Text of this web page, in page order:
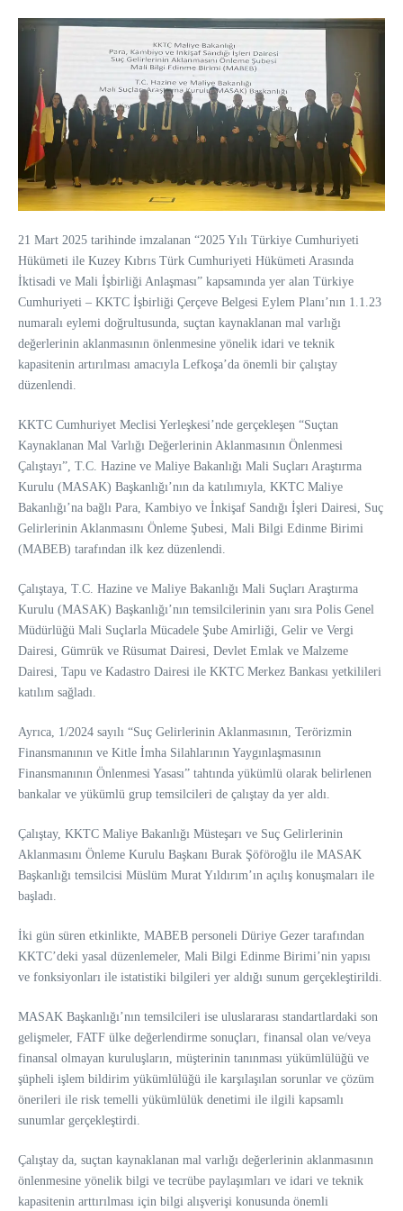
21 Mart 2025 tarihinde imzalanan “2025 Yılı Türkiye Cumhuriyeti
Hükümeti ile Kuzey Kıbrıs Türk Cumhuriyeti Hükümeti Arasında
İktisadi ve Mali İşbirliği Anlaşması” kapsamında yer alan Türkiye
Cumhuriyeti – KKTC İşbirliği Çerçeve Belgesi Eylem Planı’nın 1.1.23
numaralı eylemi doğrultusunda, suçtan kaynaklanan mal varlığı
değerlerinin aklanmasının önlenmesine yönelik idari ve teknik
kapasitenin artırılması amacıyla Lefkoşa’da önemli bir çalıştay
düzenlendi.
KKTC Cumhuriyet Meclisi Yerleşkesi’nde gerçekleşen “Suçtan
Kaynaklanan Mal Varlığı Değerlerinin Aklanmasının Önlenmesi
Çalıştayı”, T.C. Hazine ve Maliye Bakanlığı Mali Suçları Araştırma
Kurulu (MASAK) Başkanlığı’nın da katılımıyla, KKTC Maliye
Bakanlığı’na bağlı Para, Kambiyo ve İnkişaf Sandığı İşleri Dairesi, Suç
Gelirlerinin Aklanmasını Önleme Şubesi, Mali Bilgi Edinme Birimi
(MABEB) tarafından ilk kez düzenlendi.
Çalıştaya, T.C. Hazine ve Maliye Bakanlığı Mali Suçları Araştırma
Kurulu (MASAK) Başkanlığı’nın temsilcilerinin yanı sıra Polis Genel
Müdürlüğü Mali Suçlarla Mücadele Şube Amirliği, Gelir ve Vergi
Dairesi, Gümrük ve Rüsumat Dairesi, Devlet Emlak ve Malzeme
Dairesi, Tapu ve Kadastro Dairesi ile KKTC Merkez Bankası yetkilileri
katılım sağladı.
Ayrıca, 1/2024 sayılı “Suç Gelirlerinin Aklanmasının, Terörizmin
Finansmanının ve Kitle İmha Silahlarının Yaygınlaşmasının
Finansmanının Önlenmesi Yasası” tahtında yükümlü olarak belirlenen
bankalar ve yükümlü grup temsilcileri de çalıştay da yer aldı.
Çalıştay, KKTC Maliye Bakanlığı Müsteşarı ve Suç Gelirlerinin
Aklanmasını Önleme Kurulu Başkanı Burak Şöföroğlu ile MASAK
Başkanlığı temsilcisi Müslüm Murat Yıldırım’ın açılış konuşmaları ile
başladı.
İki gün süren etkinlikte, MABEB personeli Düriye Gezer tarafından
KKTC’deki yasal düzenlemeler, Mali Bilgi Edinme Birimi’nin yapısı
ve fonksiyonları ile istatistiki bilgileri yer aldığı sunum gerçekleştirildi.
MASAK Başkanlığı’nın temsilcileri ise uluslararası standartlardaki son
gelişmeler, FATF ülke değerlendirme sonuçları, finansal olan ve/veya
finansal olmayan kuruluşların, müşterinin tanınması yükümlülüğü ve
şüpheli işlem bildirim yükümlülüğü ile karşılaşılan sorunlar ve çözüm
önerileri ile risk temelli yükümlülük denetimi ile ilgili kapsamlı
sunumlar gerçekleştirdi.
Çalıştay da, suçtan kaynaklanan mal varlığı değerlerinin aklanmasının
önlenmesine yönelik bilgi ve tecrübe paylaşımları ve idari ve teknik
kapasitenin arttırılması için bilgi alışverişi konusunda önemli